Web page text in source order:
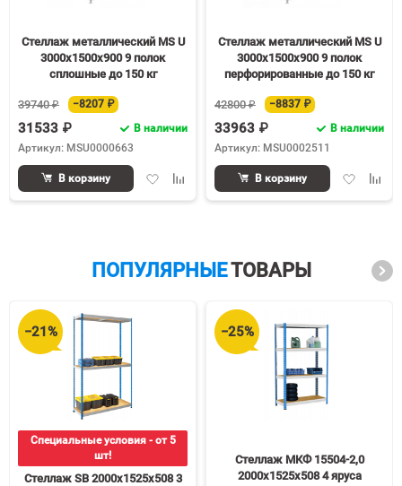
Стеллаж металлический MS U
3000х1500х900 9 полок
сплошные до 150 кг
39740 ₽ −8207 ₽
31533 ₽
В наличии
Артикул: MSU0000663
ДобавитьДобавить
В корзину
Стеллаж металлический MS U
3000х1500х900 9 полок
перфорированные до 150 кг
42800 ₽ −8837 ₽
33963 ₽
В наличии
Артикул: MSU0002511
Добавить
В корзину
ПОПУЛЯРНЫЕТОВАРЫ
−21%
Специальные условия - от 5
шт!
Стеллаж SB 2000х1525х508 3
−25%
Стеллаж МКФ 15504-2,0
2000х1525х508 4 яруса